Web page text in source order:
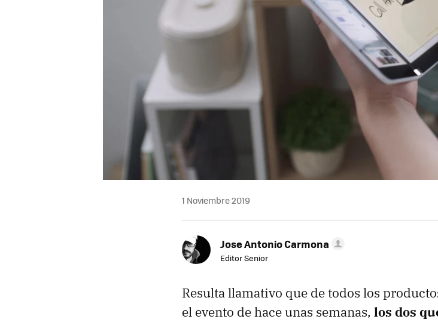
1 Noviembre 2019
Jose Antonio Carmona
Editor Senior
Resulta llamativo que de todos los
el evento de hace unas semanas, los dos